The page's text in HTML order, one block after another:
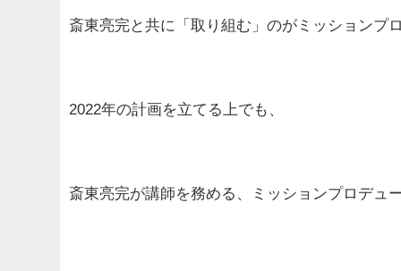
斎東亮完と共に「取り組む」のがミッションプ
2022年の計画を立てる上でも、
斎東亮完が講師を務める、ミッションプロデュ